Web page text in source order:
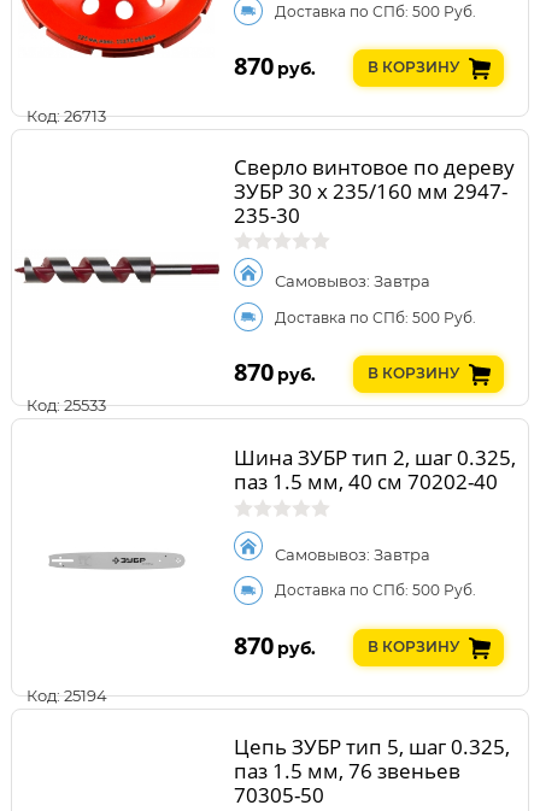
Код: 26713
Доставка по СПб: 500 Руб.
870 руб. В КОРЗИНУ
Код: 25533
Сверло винтовое по дереву
ЗУБР 30 x 235/160 мм 2947-
235-30
Самовывоз: Завтра
Доставка по СПб: 500 Руб.
870 руб. В КОРЗИНУ
Код: 25194
Шина ЗУБР тип 2, шаг 0.325,
паз 1.5 мм, 40 см 70202-40
Самовывоз: Завтра
Доставка по СПб: 500 Руб.
870 руб. В КОРЗИНУ
Цепь ЗУБР тип 5, шаг 0.325,
паз 1.5 мм, 76 звеньев
70305-50